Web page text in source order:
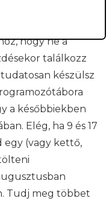
ismereteket
hogy ne a
találkozz
készülsz
a későbbiekben
Elég, ha 9 és 17
egy (vagy kettő,
Tudj meg többet